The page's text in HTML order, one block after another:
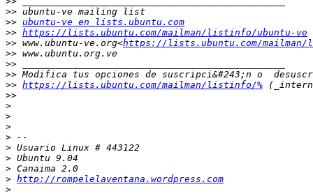
>>
>> ubuntu-ve en lists.ubuntu.com
>> https://lists.ubuntu.com/mailman/listinfo/ubuntu-ve
>> www.ubuntu-ve.org<https://lists.ubuntu.com/mailman/
>>
>>
>>
>> https://lists.ubuntu.com/mailman/listinfo/%
>>
>
>
>
>
>
>
>
> http://rompelelaventana.wordpress.com
>